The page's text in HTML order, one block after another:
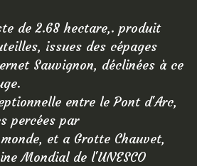
Se
Canoe-
Tarifs
de 2.68 hectare,. produit
issues des cépages
Sauvignon, déclinées à ce
entre le Pont d'Arc,
percées par
et a Grotte Chauvet,
Mondial de l'UNESCO